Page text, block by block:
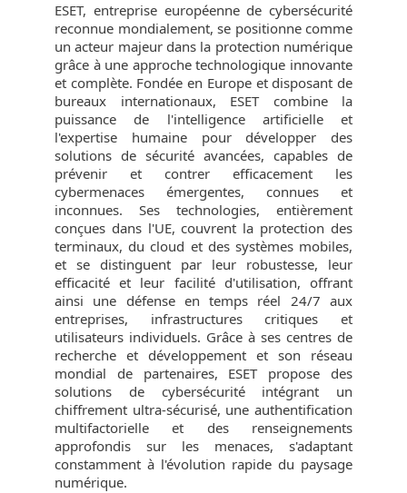
ESET, entreprise européenne de cybersécurité
reconnue mondialement, se positionne comme
un acteur majeur dans la protection numérique
grâce à une approche technologique innovante
et complète. Fondée en Europe et disposant de
bureaux internationaux, ESET combine la
puissance de l'intelligence artificielle et
l'expertise humaine pour développer des
solutions de sécurité avancées, capables de
prévenir et contrer efficacement les
cybermenaces émergentes, connues et
inconnues. Ses technologies, entièrement
conçues dans l'UE, couvrent la protection des
terminaux, du cloud et des systèmes mobiles,
et se distinguent par leur robustesse, leur
efficacité et leur facilité d'utilisation, offrant
ainsi une défense en temps réel 24/7 aux
entreprises, infrastructures critiques et
utilisateurs individuels. Grâce à ses centres de
recherche et développement et son réseau
mondial de partenaires, ESET propose des
solutions de cybersécurité intégrant un
chiffrement ultra-sécurisé, une authentification
multifactorielle et des renseignements
approfondis sur les menaces, s'adaptant
constamment à l'évolution rapide du paysage
numérique.